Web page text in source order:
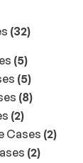
(32)
(5)
(5)
(8)
(2)
Cases (2)
(2)